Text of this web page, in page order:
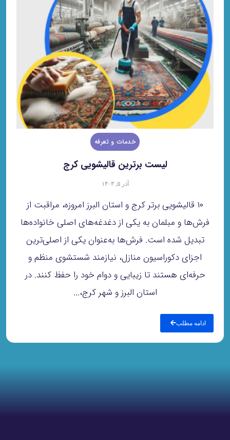
خدمات و تعرفه
لیست برترین قالیشویی کرج
آذر ۵, ۱۴۰۳
۱۰ قالیشویی برتر کرج و استان البرز امروزه، مراقبت از
فرش‌ها و مبلمان به یکی از دغدغه‌های اصلی خانواده‌ها
تبدیل شده است. فرش‌ها به‌عنوان یکی از اصلی‌ترین
اجزای دکوراسیون منازل، نیازمند شستشوی منظم و
حرفه‌ای هستند تا زیبایی و دوام خود را حفظ کنند. در
استان البرز و شهر کرج،...
ادامه مطلب